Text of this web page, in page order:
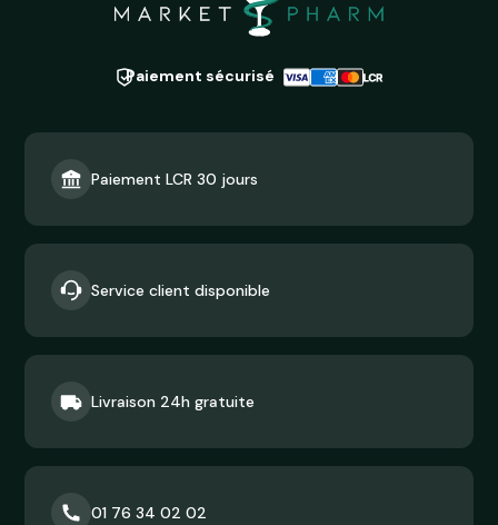
Paiement sécurisé
Paiement LCR 30 jours
Service client disponible
Livraison 24h gratuite
01 76 34 02 02